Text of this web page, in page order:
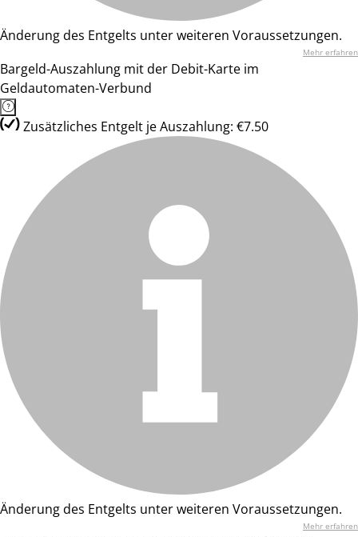
Änderung des Entgelts unter weiteren Voraussetzungen.
Mehr erfahren
Bargeld-Auszahlung mit der Debit-Karte im
Geldautomaten-Verbund
Zusätzliches Entgelt je Auszahlung: €7.50
Änderung des Entgelts unter weiteren Voraussetzungen.
Mehr erfahren